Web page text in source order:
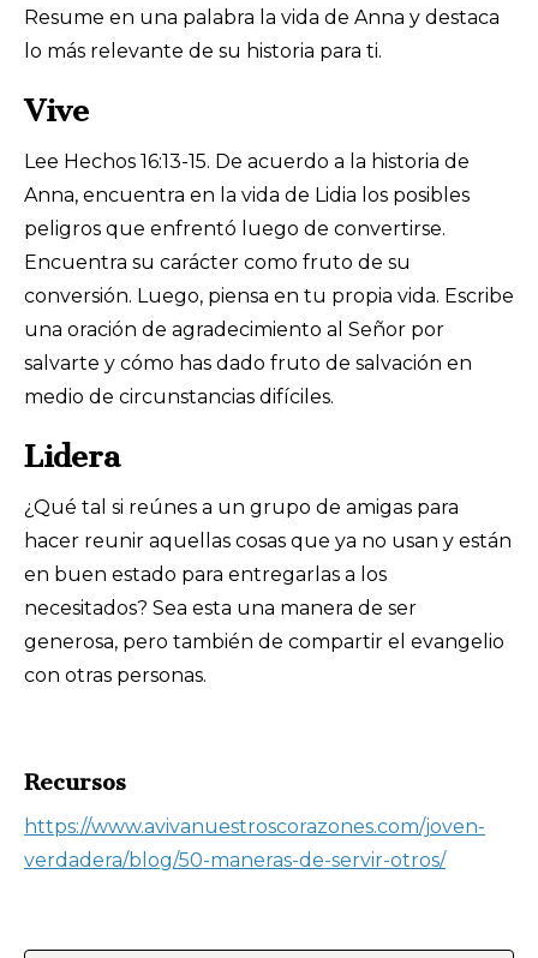
Resume en una palabra la vida de Anna y destaca
lo más relevante de su historia para ti.
Vive
Lee Hechos 16:13-15. De acuerdo a la historia de
Anna, encuentra en la vida de Lidia los posibles
peligros que enfrentó luego de convertirse.
Encuentra su carácter como fruto de su
conversión. Luego, piensa en tu propia vida. Escribe
una oración de agradecimiento al Señor por
salvarte y cómo has dado fruto de salvación en
medio de circunstancias difíciles.
Lidera
¿Qué tal si reúnes a un grupo de amigas para
hacer reunir aquellas cosas que ya no usan y están
en buen estado para entregarlas a los
necesitados? Sea esta una manera de ser
generosa, pero también de compartir el evangelio
con otras personas.
Recursos
https://www.avivanuestroscorazones.com/joven-
verdadera/blog/50-maneras-de-servir-otros/